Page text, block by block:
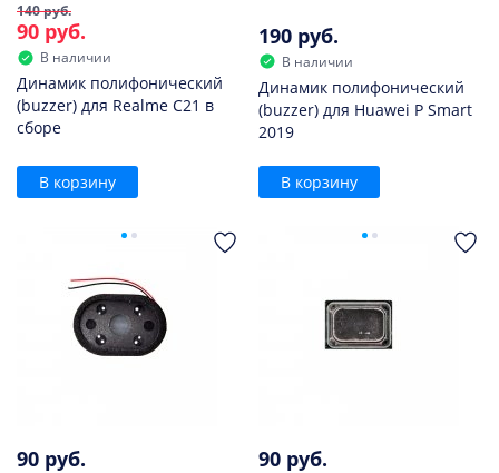
140 руб.
90 руб.
В наличии
Динамик полифонический
(buzzer) для Realme C21 в
сборе
В корзину
190 руб.
В наличии
Динамик полифонический
(buzzer) для Huawei P Smart
2019
В корзину
90 руб. 90 руб.